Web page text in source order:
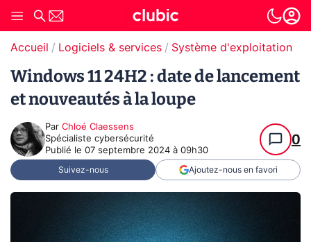
Accueil Logiciels & services Système d'exploitation
Windows 11 24H2 : date de lancement
et nouveautés à la loupe
Par Chloé Claessens
Spécialiste cybersécurité
Publié le 07 septembre 2024 à 09h30
0
Suivez-nous Ajoutez-nous en favori